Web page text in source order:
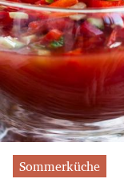
Sommerküche